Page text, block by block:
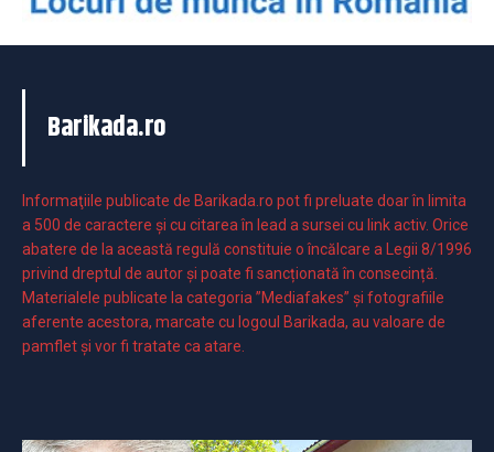
Barikada.ro
Informaţiile publicate de Barikada.ro pot fi preluate doar în limita
a 500 de caractere şi cu citarea în lead a sursei cu link activ. Orice
abatere de la această regulă constituie o încălcare a Legii 8/1996
privind dreptul de autor și poate fi sancționată în consecință.
Materialele publicate la categoria ”Mediafakes” și fotografiile
aferente acestora, marcate cu logoul Barikada, au valoare de
pamflet și vor fi tratate ca atare.